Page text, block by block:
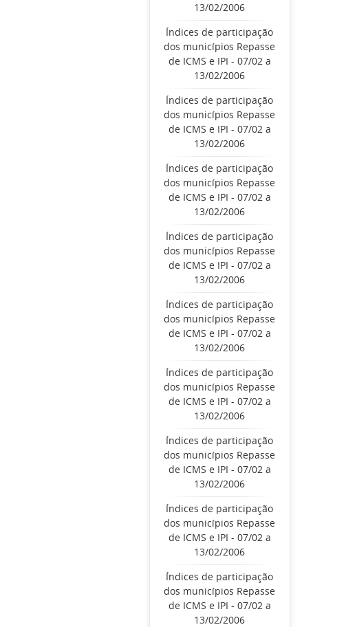
13/02/2006
Índices de participação
dos municípios Repasse
de ICMS e IPI - 07/02 a
13/02/2006
Índices de participação
dos municípios Repasse
de ICMS e IPI - 07/02 a
13/02/2006
Índices de participação
dos municípios Repasse
de ICMS e IPI - 07/02 a
13/02/2006
Índices de participação
dos municípios Repasse
de ICMS e IPI - 07/02 a
13/02/2006
Índices de participação
dos municípios Repasse
de ICMS e IPI - 07/02 a
13/02/2006
Índices de participação
dos municípios Repasse
de ICMS e IPI - 07/02 a
13/02/2006
Índices de participação
dos municípios Repasse
de ICMS e IPI - 07/02 a
13/02/2006
Índices de participação
dos municípios Repasse
de ICMS e IPI - 07/02 a
13/02/2006
Índices de participação
dos municípios Repasse
de ICMS e IPI - 07/02 a
13/02/2006